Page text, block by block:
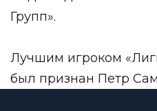
Групп».
Лучшим игроком
был признан Петр